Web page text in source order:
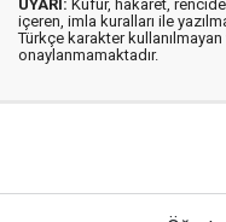
UYARI: Küfür, hakaret,
içeren, imla kuralları ile
Türkçe karakter
onaylanmamaktadır.